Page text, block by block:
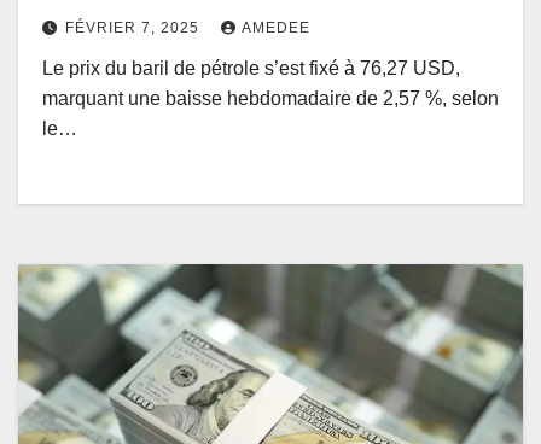
FÉVRIER 7, 2025 AMEDEE
Le prix du baril de pétrole s’est fixé à 76,27 USD,
marquant une baisse hebdomadaire de 2,57 %, selon
le…